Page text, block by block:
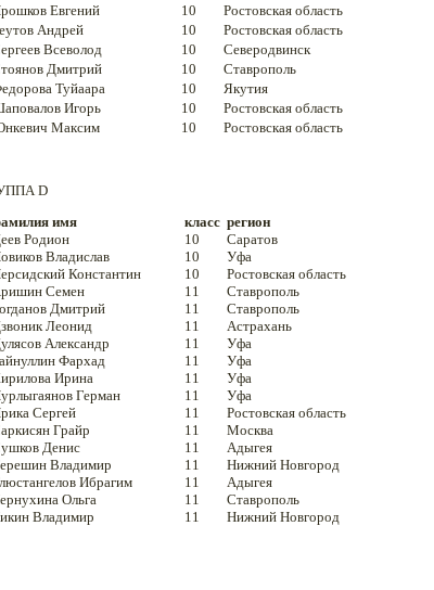
Евгений 10
Ростовская область
Андрей 10
Ростовская область
Всеволод 10
Северодвинск
Дмитрий 10
Ставрополь
Туйаара 10
Якутия
Игорь 10
Ростовская область
Максим 10 Ростовская область
D
имя класс регион
Родион 10
Саратов
Владислав 10
Уфа
Константин 10
Ростовская область
Семен 11
Ставрополь
Дмитрий 11
Ставрополь
Леонид 11
Астрахань
Александр 11
Уфа
Фархад 11
Уфа
Ирина 11
Уфа
Герман 11
Уфа
Сергей 11
Ростовская область
Грайр 11
Москва
Денис 11
Адыгея
Владимир 11
Нижний Новгород
Ибрагим 11
Адыгея
Ольга 11
Ставрополь
Владимир 11 Нижний Новгород